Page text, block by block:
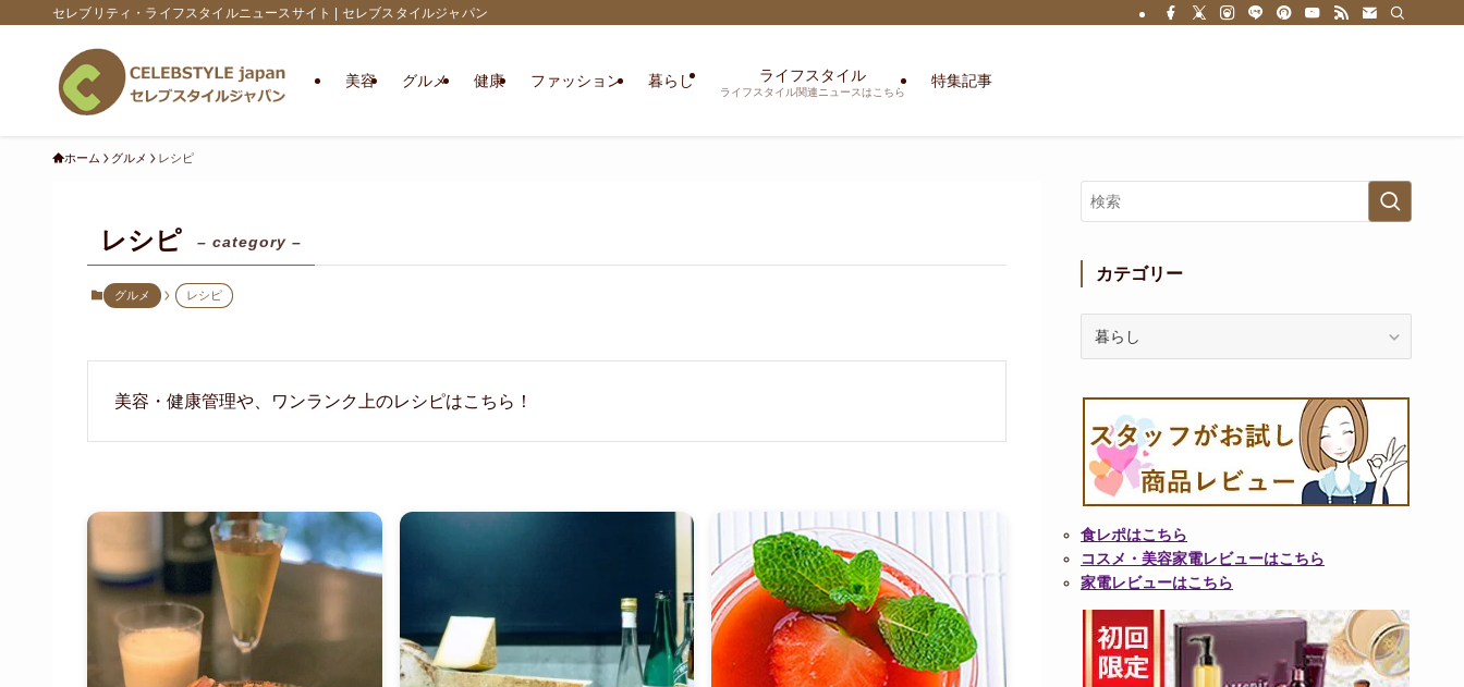
セレブリティ・ライフスタイルニュースサイト | セレブスタイルジャパン
美容 グルメ 健康 ファッション 暮らし ライフスタイル
ライフスタイル関連ニュースはこちら
特集記事
ホーム グルメ レシピ
レシピ – category –
グルメ レシピ
美容・健康管理や、ワンランク上のレシピはこちら！
カテゴリー
リ
食レポはこちら
コスメ・美容家電レビューはこちら
家電レビューはこちら